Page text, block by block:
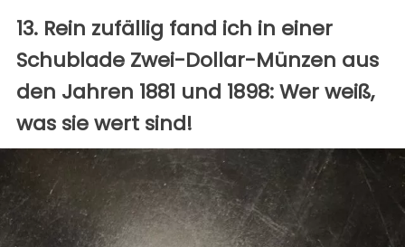
13. Rein zufällig fand ich in einer
Schublade Zwei-Dollar-Münzen aus
den Jahren 1881 und 1898: Wer weiß,
was sie wert sind!